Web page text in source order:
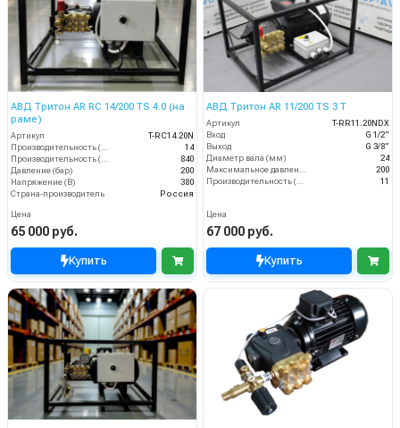
АВД Тритон AR RC 14/200 TS 4.0 (на
раме)
Артикул
T-RС14.20N
14
840
Давление (бар)
200
Напряжение (В)
380
Страна-производитель
Россия
Цена
65 000 руб.
Купить
АВД Тритон AR 11/200 TS 3 T
Артикул
T-RR11.20NDX
Вход
G 1/2"
Выход
G 3/8"
Диаметр вала (мм)
24
200
11
Цена
67 000 руб.
Купить